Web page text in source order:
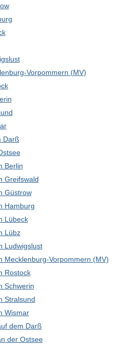
Vorpommern (MV)
Darß
Berlin
Greifswald
Güstrow
Hamburg
Lübeck
Lübz
Ludwigslust
Mecklenburg-Vorpommern (MV)
Rostock
Schwerin
Stralsund
Wismar
dem Darß
der Ostsee